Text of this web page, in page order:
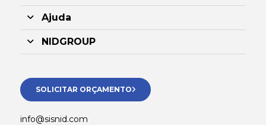
Ajuda
NIDGROUP
SOLICITAR ORÇAMENTO
info@sisnid.com